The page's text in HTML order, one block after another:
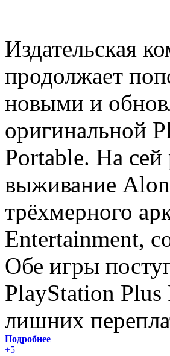
Издательская
продолжает
новыми и
оригинальной
Portable. На сей
выживание
трёхмерного
Entertainment,
Обе игры
PlayStation Plus
лишних
Подробнее
+5